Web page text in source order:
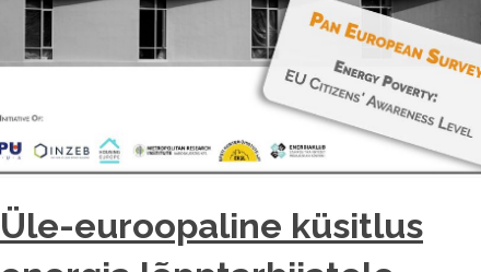
Üle-euroopaline küsitlus